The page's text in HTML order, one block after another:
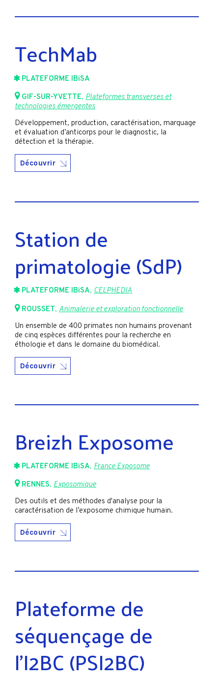
TechMab
PLATEFORME IBiSA
GIF-SUR-YVETTE, Plateformes transverses et
technologies émergentes
Développement, production, caractérisation, marquage
et évaluation d’anticorps pour le diagnostic, la
détection et la thérapie.
Découvrir
Station de
primatologie (SdP)
PLATEFORME IBiSA, CELPHEDIA
ROUSSET, Animalerie et exploration fonctionnelle
Un ensemble de 400 primates non humains provenant
de cinq espèces différentes pour la recherche en
éthologie et dans le domaine du biomédical.
Découvrir
Breizh Exposome
PLATEFORME IBiSA, France Exposome
RENNES, Exposomique
Des outils et des méthodes d'analyse pour la
caractérisation de l’exposome chimique humain.
Découvrir
Plateforme de
séquençage de
l’I2BC (PSI2BC)